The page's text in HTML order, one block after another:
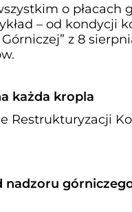
o płacach
– od kondycji
z 8
każda kropla
Restrukturyzacji
nadzoru